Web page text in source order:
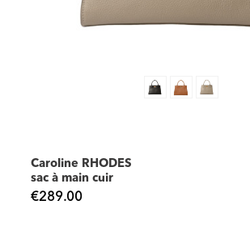
Caroline RHODES
sac à main cuir
€289.00